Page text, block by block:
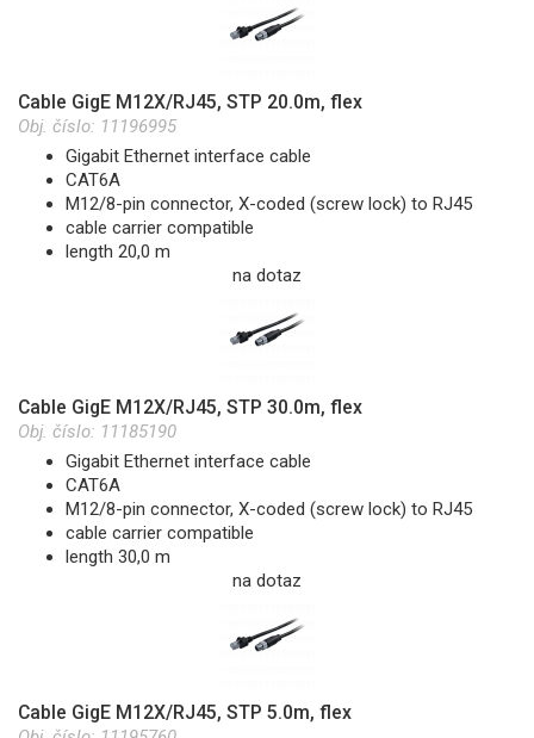
Cable GigE M12X/RJ45, STP 20.0m, flex
Obj. číslo: 11196995
Gigabit Ethernet interface cable
CAT6A
M12/8-pin connector, X-coded (screw lock) to RJ45
cable carrier compatible
length 20,0 m
na dotaz
Cable GigE M12X/RJ45, STP 30.0m, flex
Obj. číslo: 11185190
Gigabit Ethernet interface cable
CAT6A
M12/8-pin connector, X-coded (screw lock) to RJ45
cable carrier compatible
length 30,0 m
na dotaz
Cable GigE M12X/RJ45, STP 5.0m, flex